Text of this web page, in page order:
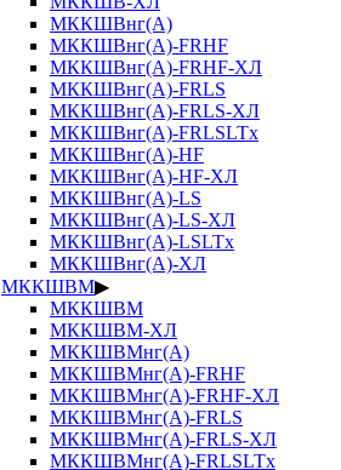
МККШВнг(А)
МККШВнг(А)-FRHF
МККШВнг(А)-FRHF-ХЛ
МККШВнг(А)-FRLS
МККШВнг(А)-FRLS-ХЛ
МККШВнг(А)-FRLSLTx
МККШВнг(А)-HF
МККШВнг(А)-HF-ХЛ
МККШВнг(А)-LS
МККШВнг(А)-LS-ХЛ
МККШВнг(А)-LSLTx
МККШВнг(А)-ХЛ
МККШВМ▶
МККШВМ
МККШВМ-ХЛ
МККШВМнг(А)
МККШВМнг(А)-FRHF
МККШВМнг(А)-FRHF-ХЛ
МККШВМнг(А)-FRLS
МККШВМнг(А)-FRLS-ХЛ
МККШВМнг(А)-FRLSLTx